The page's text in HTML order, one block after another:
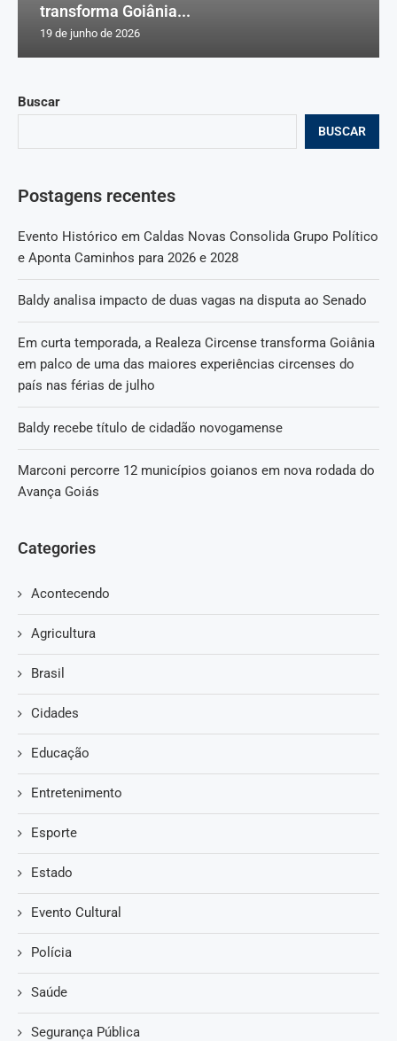
Buscar
BUSCAR
Postagens recentes
Evento Histórico em Caldas Novas Consolida Grupo Político
e Aponta Caminhos para 2026 e 2028
Baldy analisa impacto de duas vagas na disputa ao Senado
Em curta temporada, a Realeza Circense transforma Goiânia
em palco de uma das maiores experiências circenses do
país nas férias de julho
Baldy recebe título de cidadão novogamense
Marconi percorre 12 municípios goianos em nova rodada do
Avança Goiás
Categories
Acontecendo
Agricultura
Brasil
Cidades
Educação
Entretenimento
Esporte
Estado
Evento Cultural
Polícia
Saúde
Segurança Pública
transforma Goiânia...
19 de junho de 2026